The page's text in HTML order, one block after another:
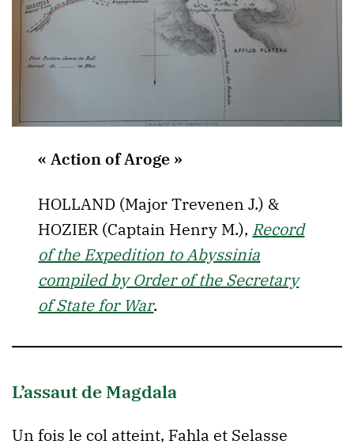
« Action of Aroge »
HOLLAND (Major Trevenen J.) &
HOZIER (Captain Henry M.), Record
of the Expedition to Abyssinia
compiled by Order of the Secretary
of State for War.
L’assaut de Magdala
Un fois le col atteint, Fahla et Selasse